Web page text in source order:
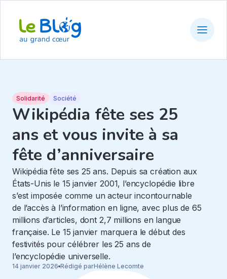
Solidarité Société
Wikipédia fête ses 25
ans et vous invite à sa
fête d’anniversaire
Wikipédia fête ses 25 ans. Depuis sa création aux
États-Unis le 15 janvier 2001, l’encyclopédie libre
s’est imposée comme un acteur incontournable
de l’accès à l’information en ligne, avec plus de 65
millions d’articles, dont 2,7 millions en langue
française. Le 15 janvier marquera le début des
festivités pour célébrer les 25 ans de
l’encyclopédie universelle.
14 janvier 2026 Rédigé parHélène Lecomte